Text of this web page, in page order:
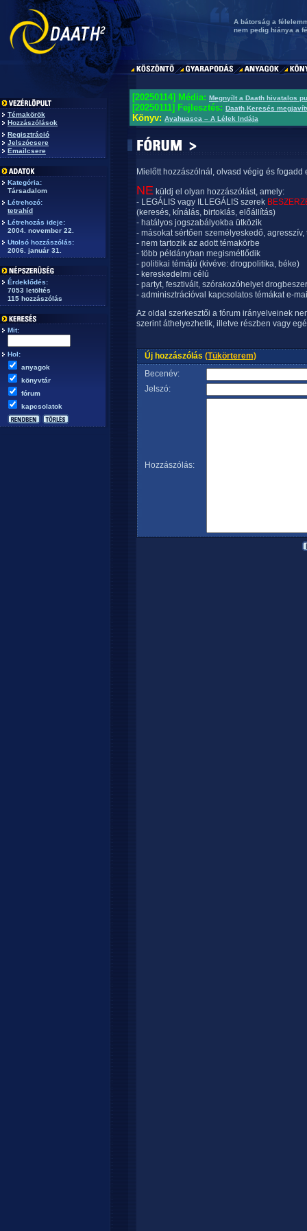
A bátorság a
nem pedig hiánya a
Témakörök
Hozzászólások
Regisztráció
Jelszócsere
Emailcsere
Kategória:
Társadalom
Létrehozó:
tetrahíd
Létrehozás ideje:
2004. november 22.
Utolsó hozzászólás:
2006. január 31.
Érdeklődés:
7053 letöltés
115 hozzászólás
Mit:
Hol:
anyagok
könyvtár
fórum
kapcsolatok
[20250114] Média: Megnyílt a Daath hivatalos
[20250111] Fejlesztés: Daath Keresés
Könyv: Ayahuasca – A Lélek Indája
Mielőtt hozzászólnál, olvasd végig és fogadd
NE küldj el olyan hozzászólást, amely:
- LEGÁLIS vagy ILLEGÁLIS szerek
(keresés, kínálás, birtoklás, előállítás)
- hatályos jogszabályokba ütközik
- másokat sértően személyeskedő, agresszív,
- nem tartozik az adott témakörbe
- több példányban megismétlődik
- politikai témájú (kivéve: drogpolitika, béke)
- kereskedelmi célú
- partyt, fesztivált, szórakozóhelyet
- adminisztrációval kapcsolatos témákat e-
Az oldal szerkesztői a fórum irányelveinek
szerint áthelyezhetik, illetve részben vagy
Új hozzászólás (Tükörterem)
Becenév:
Jelszó:
Hozzászólás: